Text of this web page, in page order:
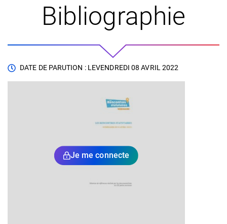
Bibliographie
DATE DE PARUTION : LEVENDREDI 08 AVRIL 2022
Je me connecte